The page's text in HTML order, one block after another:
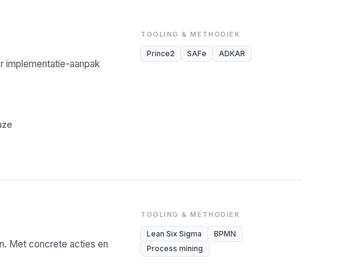
implementatie-aanpak
TOOLING & METHODIEK
Prince2 SAFe ADKAR
Met concrete acties en
TOOLING & METHODIEK
Lean Six Sigma
BPMN
Process mining